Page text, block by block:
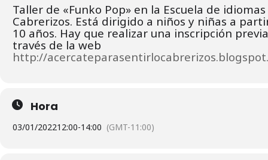
Taller de «Funko Pop» en la Escuela de
Cabrerizos. Está dirigido a niños y niñas a
10 años. Hay que realizar una inscripción
través de la web
http://
Hora
03/01/202212:00-14:00 (GMT-11:00)